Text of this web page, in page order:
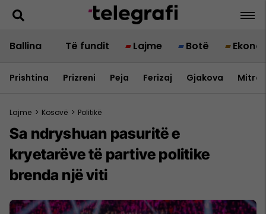
Ballina Të fundit Lajme Botë
Prishtina Prizreni Peja Ferizaj Gjakova
Lajme > Kosovë > Politikë
Sa ndryshuan pasuritë e
kryetarëve të partive politike
brenda një viti